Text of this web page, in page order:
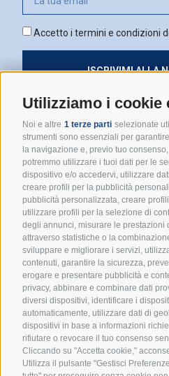
Utilizziamo i cookie
Noi e altre 1 terze parti selezionate
strumenti sono essenziali per
la navigazione e, previo tuo
potremmo utilizzare i tuoi dati per le
dispositivo e/o accedervi, utilizzare
creare profili per la pubblicità
pubblicità personalizzata, creare
utilizzare profili per la selezione di
degli annunci, misurare le
attraverso statistiche o la
sviluppare e migliorare i servizi,
contenuti, garantire la sicurezza,
erogare e presentare pubblicità e
privacy, abbinare e combinare dati
diversi dispositivi, identificare i
automaticamente, utilizzare dati di
dispositivi in base a informazioni
rifiutare o revocare il tuo consenso
Cliccando su "Accetta cookie,"
Utilizza il pulsante "Gestisci
Accetto i termini e condizioni
ISCRIVIMI ALLA
Associazione Italiana Guide e
Scouts d’Europa Cattolici
Via Anicia, 10 – 00153 Roma |
065884430|infofse@fse.it
Codice Fiscale 80441060581
© 2025 Scout d’Europa